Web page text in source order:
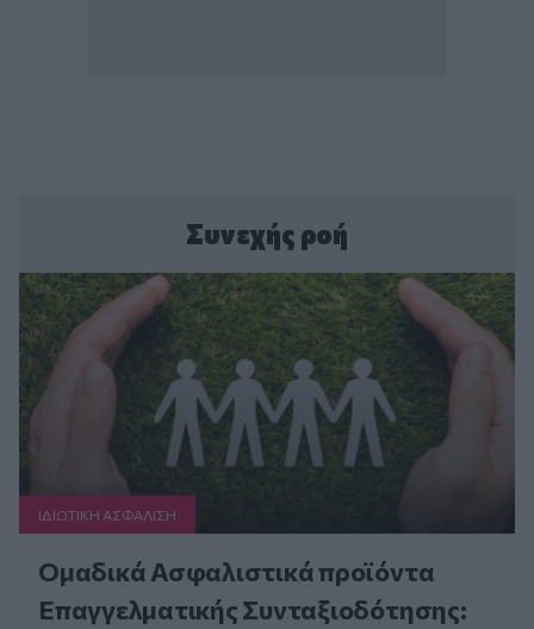
Συνεχής ροή
ΙΔΙΩΤΙΚΗ ΑΣΦAΛΙΣΗ
Ομαδικά Ασφαλιστικά προϊόντα
Επαγγελματικής Συνταξιοδότησης: